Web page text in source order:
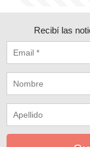
Recibí las